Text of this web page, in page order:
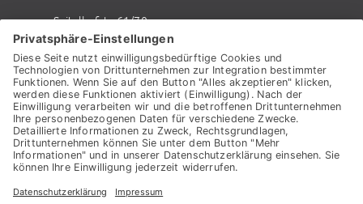
Spitalhofstr. 61/70
94032 Passau
+49 (0) 851 70 06 0
+49 (0) 851 70 06 149
vzp.info@auto-roehr.de